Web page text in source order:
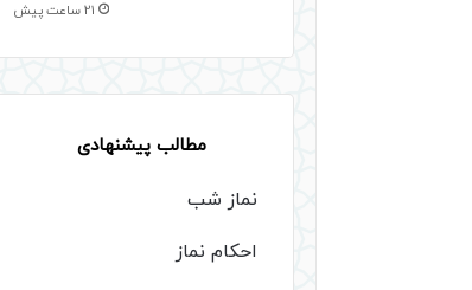
21 ساعت پیش
مطالب پیشنهادی
نماز شب
احکام نماز